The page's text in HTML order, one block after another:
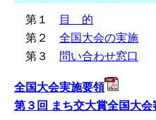
第１
目 的
第２ 全国大会の実施
第３
問い合わせ窓口
全国大会実施要領
第３回 まち交大賞全国大会